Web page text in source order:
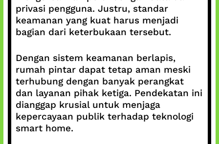
privasi pengguna. Justru, standar
keamanan yang kuat harus menjadi
bagian dari keterbukaan tersebut.
Dengan sistem keamanan berlapis,
rumah pintar dapat tetap aman meski
terhubung dengan banyak perangkat
dan layanan pihak ketiga. Pendekatan ini
dianggap krusial untuk menjaga
kepercayaan publik terhadap teknologi
smart home.